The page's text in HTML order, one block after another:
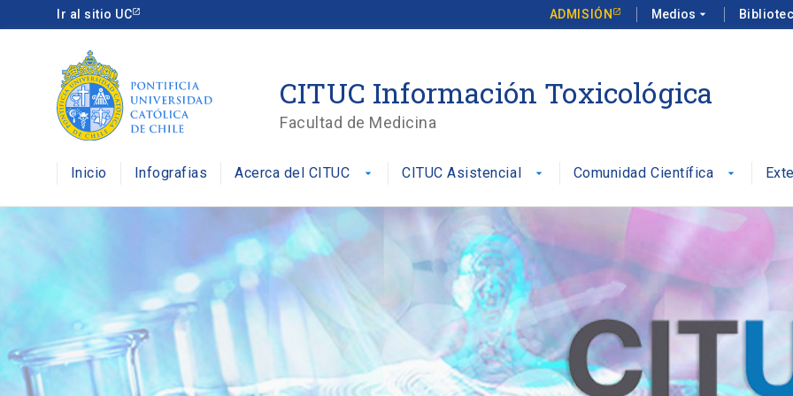
Ir al sitio UC ADMISIÓN Medios arrow_drop_down
CITUC Información Toxicológica
Facultad de Medicina
Inicio Infografias Acerca del CITUC arrow_drop_down CITUC Asistencial arrow_drop_down Comunidad Científica arrow_drop_down